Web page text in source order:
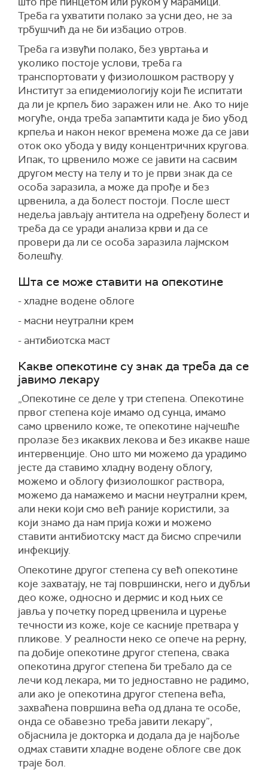
Треба га ухватити полако за усни део, не за
трбушчић да не би избацио отров.
Треба га извући полако, без увртања и
уколико постоје услови, треба га
транспортовати у физиолошком раствору у
Институт за епидемиологију који ће испитати
да ли је крпељ био заражен или не. Ако то није
могуће, онда треба запамтити када је био убод
крпеља и након неког времена може да се јави
оток око убода у виду концентричних кругова.
Ипак, то црвенило може се јавити на сасвим
другом месту на телу и то је први знак да се
особа заразила, а може да прође и без
црвенила, а да болест постоји. После шест
недеља јављају антитела на одређену болест и
треба да се уради анализа крви и да се
провери да ли се особа заразила лајмском
болешћу.
Шта се може ставити на опекотине
- хладне водене облоге
- масни неутрални крем
- антибиотска маст
Какве опекотине су знак да треба да се
јавимо лекару
„Опекотине се деле у три степена. Опекотине
првог степена које имамо од сунца, имамо
само црвенило коже, те опекотине најчешће
пролазе без икаквих лекова и без икакве наше
интервенције. Оно што ми можемо да урадимо
јесте да ставимо хладну водену облогу,
можемо и облогу физиолошког раствора,
можемо да намажемо и масни неутрални крем,
али неки који смо већ раније користили, за
који знамо да нам прија кожи и можемо
ставити антибиотску маст да бисмо спречили
инфекцију.
Опекотине другог степена су већ опекотине
које захватају, не тај површински, него и дубљи
део коже, односно и дермис и код њих се
јавља у почетку поред црвенила и цурење
течности из коже, које се касније претвара у
пликове. У реалности неко се опече на рерну,
па добије опекотине другог степена, свака
опекотина другог степена би требало да се
лечи код лекара, ми то једноставно не радимо,
али ако је опекотина другог степена већа,
захваћена површина већа од длана те особе,
онда се обавезно треба јавити лекару”,
објаснила је докторка и додала да је најбоље
одмах ставити хладне водене облоге све док
траје бол.